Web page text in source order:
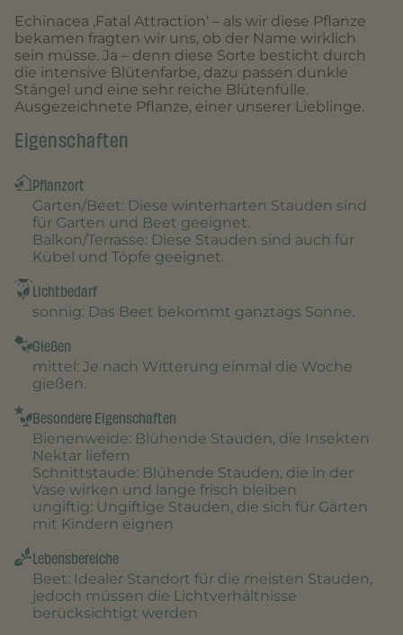
Echinacea ‚Fatal Attraction‘ – als wir diese Pflanze
bekamen fragten wir uns, ob der Name wirklich
sein müsse. Ja – denn diese Sorte besticht durch
die intensive Blütenfarbe, dazu passen dunkle
Stängel und eine sehr reiche Blütenfülle.
Ausgezeichnete Pflanze, einer unserer Lieblinge.
Eigenschaften
Pflanzort
Garten/Beet: Diese winterharten Stauden sind
für Garten und Beet geeignet.
Balkon/Terrasse: Diese Stauden sind auch für
Kübel und Töpfe geeignet.
Lichtbedarf
sonnig: Das Beet bekommt ganztags Sonne.
Gießen
mittel : Je nach Witterung einmal die Woche
gießen.
Besondere Eigenschaften
Bienenweide: Blühende Stauden, die Insekten
Nektar liefern
Schnittstaude: Blühende Stauden, die in der
Vase wirken und lange frisch bleiben
ungiftig: Ungiftige Stauden, die sich für Gärten
mit Kindern eignen
Lebensbereiche
Beet: Idealer Standort für die meisten Stauden,
jedoch müssen die Lichtverhältnisse
berücksichtigt werden